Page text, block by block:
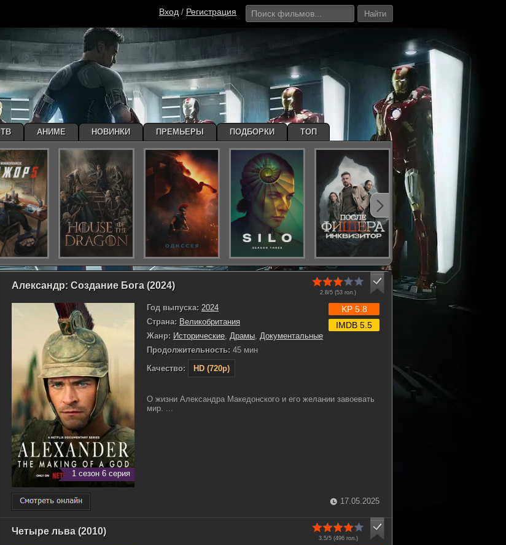
Вход / Регистрация Найти
Александр: Создание Бога (2024)
2.8/5 (53 гол.)
1 сезон 6 серия
Год выпуска: 2024
Страна: Великобритания
Жанр: Исторические, Драмы, Документальные
Продолжительность: 45 мин
Качество:
HD (720p)
KP 5.8
IMDB 5.5
О жизни Александра Македонского и его желании завоевать
мир. ...
17.05.2025
Четыре льва (2010)
3.5/5 (496гол.)
ТВ АНИМЕ НОВИНКИ ПРЕМЬЕРЫ ПОДБОРКИ ТОП